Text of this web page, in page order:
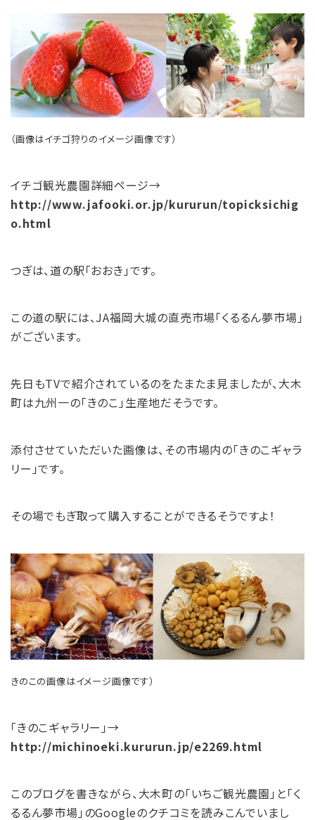
（画像はイチゴ狩りのイメージ画像です）
イチゴ観光農園詳細ページ→
http://www.jafooki.or.jp/kururun/topicksichig
o.html
つぎは、道の駅「おおき」です。
この道の駅には、JA福岡大城の直売市場「くるるん夢市場」
がございます。
先日もTVで紹介されているのをたまたま見ましたが、大木
町は九州一の「きのこ」生産地だそうです。
添付させていただいた画像は、その市場内の「きのこギャラ
リー」です。
その場でもぎ取って購入することができるそうですよ！
きのこの画像はイメージ画像です）
「きのこギャラリー」→
http://michinoeki.kururun.jp/e2269.html
このブログを書きながら、大木町の「いちご観光農園」と「く
るるん夢市場」のGoogleのクチコミを読みこんでいまし